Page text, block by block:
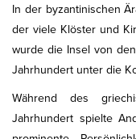
In der byzantinischen
der viele Klöster und
wurde die Insel von
Jahrhundert unter die
Während des
Jahrhundert spielte